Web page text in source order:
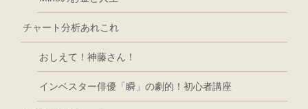
チャート分析あれこれ
おしえて！神藤さん！
インベスター俳優「瞬」の劇的！初心者講座